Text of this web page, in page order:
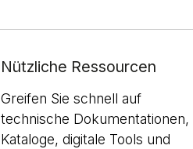
Nützliche Ressourcen
Greifen Sie schnell auf
technische Dokumentationen,
Kataloge, digitale Tools und